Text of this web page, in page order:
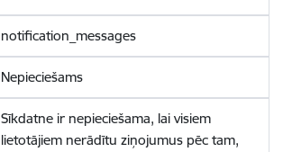
notification_messages
Nepieciešams
Sīkdatne ir nepieciešama, lai visiem
lietotājiem nerādītu ziņojumus pēc tam,